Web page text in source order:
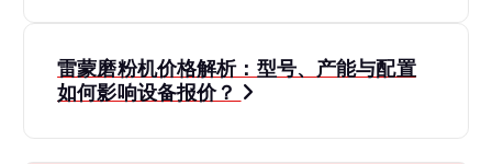
导
航
雷蒙磨粉机价格解析：型号、产能与配置
如何影响设备报价？